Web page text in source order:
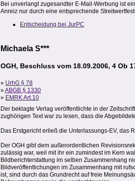
Bei unverlangt zugesandter E-Mail-Werbung ist
Anreiz nur durch eine entsprechende
Entscheidung bei JurPC
Michaela S***
OGH, Beschluss vom 18.09.2006, 4 Ob
» UrhG § 78
»ABGB § 1330
» EMRK Art.10
Der beklagte Verlag veröffentlichte in der
zughörigen Text war zu lesen, dass die
Das Erstgericht erließ die Unterlassungs-EV, das
Der OGH gibt dem außerordentlichen
zulässig war, weil mit ihr ein zumindest im Kern
Bildberichterstattung im selben Zusammenhang
Bildveröffentlichungen im Zusammenhang mit
ist, sind durch das Grundrecht auf freie